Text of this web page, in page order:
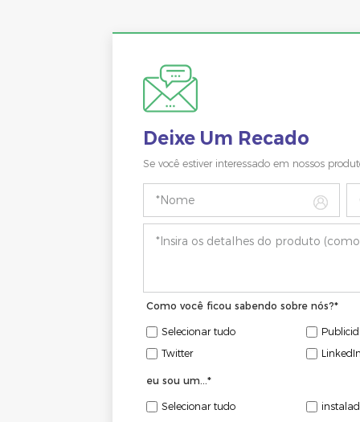
Deixe Um Recado
Se você estiver interessado em nossos
Como você ficou sabendo sobre nós?*
Selecionar tudo
Twitter
LinkedIn
eu sou um...*
Selecionar tudo